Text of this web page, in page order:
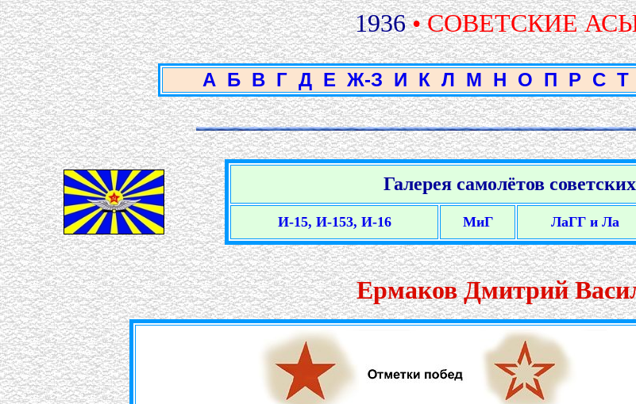
1936 • СОВЕТСКИЕ
А Б В Г Д Е Ж-З И К Л М Н О П Р С Т
Галерея самолётов
И-15, И-153, И-16 МиГ ЛаГГ и Ла
Ермаков Дмитрий